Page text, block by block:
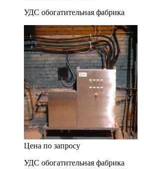
УДС обогатительная фабрика
Цена по запросу
УДС обогатительная фабрика